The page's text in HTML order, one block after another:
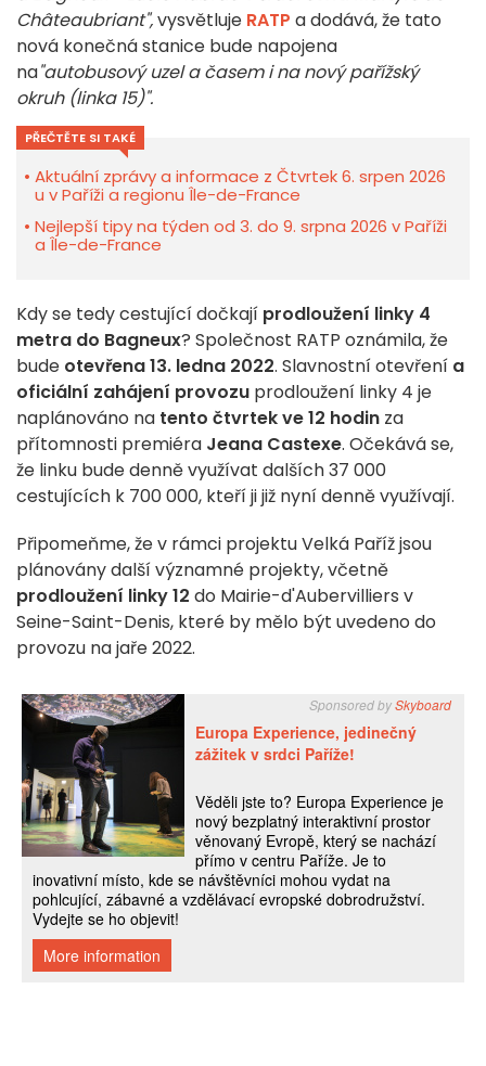
Châteaubriant",vysvětluje RATP a dodává, že tato
nová konečná stanice bude napojena
na"autobusový uzel a časem i na nový pařížský
okruh (linka 15)".
PŘEČTĚTE SI TAKÉ
Aktuální zprávy a informace z Čtvrtek 6. srpen 2026
u v Paříži a regionu Île-de-France
Nejlepší tipy na týden od 3. do 9. srpna 2026 v Paříži
a Île-de-France
Kdy se tedy cestující dočkají prodloužení linky 4
metra do Bagneux? Společnost RATP oznámila, že
bude otevřena13. ledna 2022. Slavnostní otevření a
oficiální zahájení provozu prodloužení linky 4 je
naplánováno na tento čtvrtek ve 12 hodin za
přítomnosti premiéra Jeana Castexe. Očekává se,
že linku bude denně využívat dalších 37 000
cestujících k 700 000, kteří ji již nyní denně využívají.
Připomeňme, že v rámci projektu Velká Paříž jsou
plánovány další významné projekty, včetně
prodloužení linky 12 do Mairie-d'Aubervilliers v
Seine-Saint-Denis, které by mělo být uvedeno do
provozu na jaře 2022.